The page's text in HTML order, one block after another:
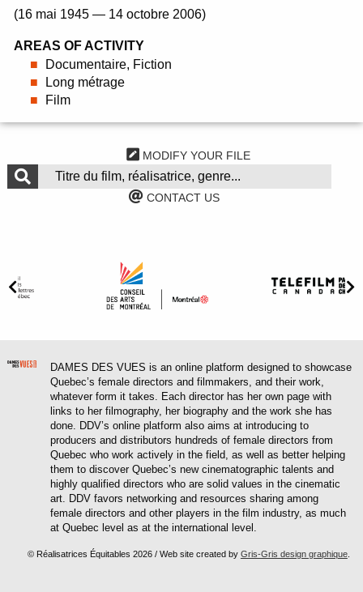
(16 mai 1945 — 14 octobre 2006)
AREAS OF ACTIVITY
Documentaire, Fiction
Long métrage
Film
MODIFY YOUR FILE
CONTACT US
DAMES DES VUES is an online platform designed to showcase
Quebec’s female directors and filmmakers, and their work,
whatever form it takes. Each director has her own page with
links to her filmography, her biography and the work she has
done. DDV’s online platform also aims at introducing to
producers and distributors hundreds of female directors from
Quebec who work actively in the field, as well as better helping
them to discover Quebec’s new cinematographic talents and
highly qualified directors who are solid values in the cinematic
art. DDV favors networking and resources sharing among
female directors and other players in the film industry, as much
at Quebec level as at the international level.
© Réalisatrices Équitables 2026 / Web site created by Gris-Gris design graphique.